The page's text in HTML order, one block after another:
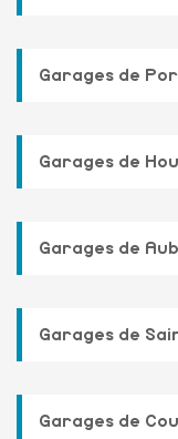
Garages de
Garages de
Garages de
Garages de
Garages de